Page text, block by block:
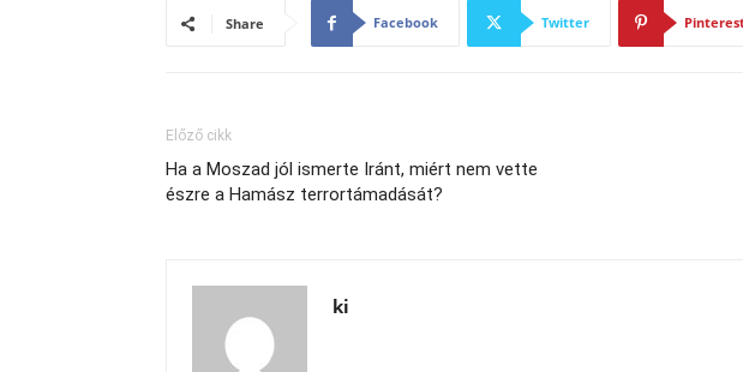
Share Facebook Twitter
Előző cikk
Ha a Moszad jól ismerte Iránt, miért nem vette
észre a Hamász terrortámadását?
ki